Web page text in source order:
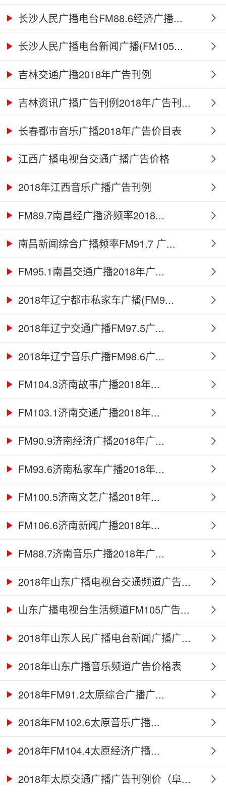
长沙人民广播电台FM88.6经济广播...
长沙人民广播电台新闻广播(FM105...
吉林交通广播2018年广告刊例
吉林资讯广播广告刊例2018年广告刊...
长春都市音乐广播2018年广告价目表
江西广播电视台交通广播广告价格
2018年江西音乐广播广告刊例
FM89.7南昌经广播济频率2018...
南昌新闻综合广播频率FM91.7 广...
FM95.1南昌交通广播2018年广...
2018年辽宁都市私家车广播(FM9...
2018年辽宁交通广播FM97.5广...
2018年辽宁音乐广播FM98.6广...
FM104.3济南故事广播2018年...
FM103.1济南交通广播2018年...
FM90.9济南经济广播2018年广...
FM93.6济南私家车广播2018年...
FM100.5济南文艺广播2018年...
FM106.6济南新闻广播2018年...
FM88.7济南音乐广播2018年广...
2018年山东广播电视台交通频道广告...
山东广播电视台生活频道FM105广告...
2018年山东人民广播电台新闻广播广...
2018年山东广播音乐频道广告价格表
2018年FM91.2太原综合广播广...
2018年FM102.6太原音乐广播...
2018年FM104.4太原经济广播...
2018年太原交通广播广告刊例价（阜...